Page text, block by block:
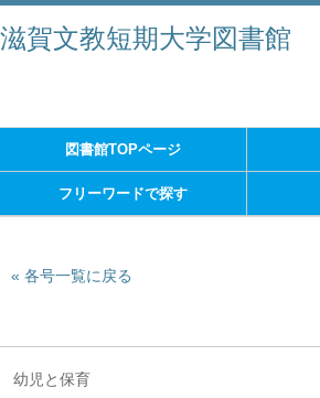
滋賀文教短期大学図書館
図書館TOPページ
フリーワードで探す
各号一覧に戻る
幼児と保育